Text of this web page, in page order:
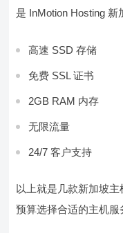
是 InMotion Hosting 新
高速 SSD 存储
免费 SSL 证书
2GB RAM 内存
无限流量
24/7 客户支持
以上就是几款新加坡
预算选择合适的主机服